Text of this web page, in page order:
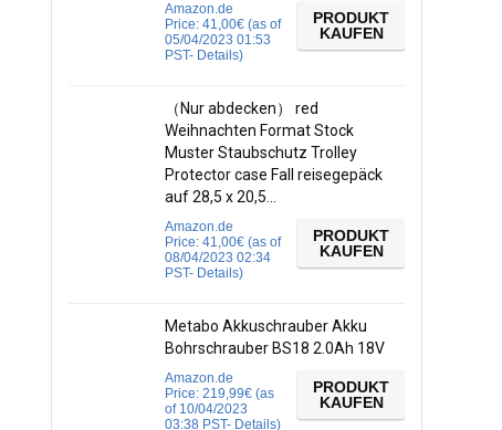
Amazon.de
Price: 41,00€ (as of
05/04/2023 01:53
PST- Details)
PRODUKT
KAUFEN
（Nur abdecken） red
Weihnachten Format Stock
Muster Staubschutz Trolley
Protector case Fall reisegepäck
auf 28,5 x 20,5…
Amazon.de
Price: 41,00€ (as of
08/04/2023 02:34
PST- Details)
PRODUKT
KAUFEN
Metabo Akkuschrauber Akku
Bohrschrauber BS18 2.0Ah 18V
Amazon.de
Price: 219,99€ (as
of 10/04/2023
03:38 PST- Details)
PRODUKT
KAUFEN